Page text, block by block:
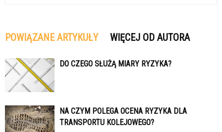
POWIĄZANE ARTYKUŁY WIĘCEJ OD AUTORA
DO CZEGO SŁUŻĄ MIARY RYZYKA?
NA CZYM POLEGA OCENA RYZYKA DLA
TRANSPORTU KOLEJOWEGO?